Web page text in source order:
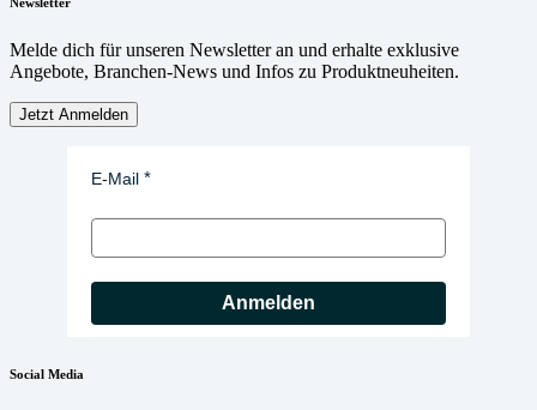
Newsletter
Melde dich für unseren Newsletter an und erhalte exklusive
Angebote, Branchen-News und Infos zu Produktneuheiten.
Jetzt Anmelden
E-Mail
Anmelden
Social Media